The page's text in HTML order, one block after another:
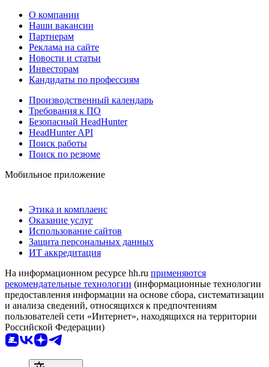
О компании
Наши вакансии
Партнерам
Реклама на сайте
Новости и статьи
Инвесторам
Кандидаты по профессиям
Производственный календарь
Требования к ПО
Безопасный HeadHunter
HeadHunter API
Поиск работы
Поиск по резюме
Мобильное приложение
Этика и комплаенс
Оказание услуг
Использование сайтов
Защита персональных данных
ИТ аккредитация
На информационном ресурсе hh.ru применяются
рекомендательные технологии (информационные технологии
предоставления информации на основе сбора, систематизации
и анализа сведений, относящихся к предпочтениям
пользователей сети «Интернет», находящихся на территории
Российской Федерации)